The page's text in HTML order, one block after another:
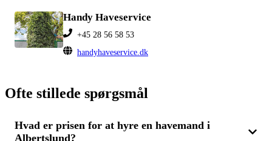
Handy Haveservice
+45 28 56 58 53
handyhaveservice.dk
Ofte stillede spørgsmål
Hvad er prisen for at hyre en havemand i
Albertslund?